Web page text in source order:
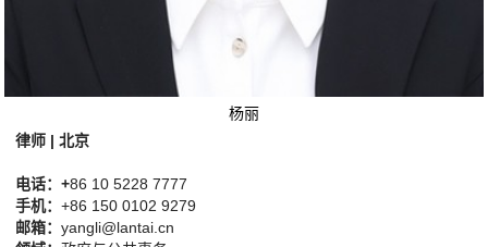
杨丽
律师 | 北京
电话：+86 10 5228 7777
手机：+86 150 0102 9279
邮箱：yangli@lantai.cn